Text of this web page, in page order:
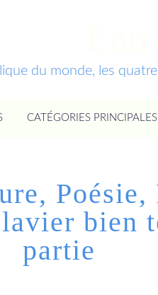
du monde, les
CATÉGORIES PRINCIPALES
Poésie,
bien
partie